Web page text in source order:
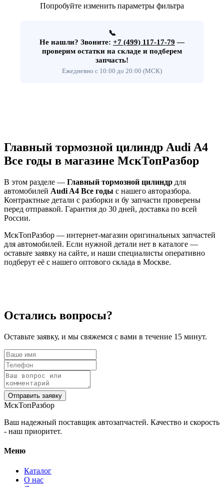
Попробуйте изменить параметры фильтра
📞
Не нашли? Звоните: +7 (499) 117-17-79 —
проверим остатки на складе и подберем
запчасть!
Ежедневно с 10:00 до 20:00 (МСК)
Главный тормозной цилиндр Audi A4
Все годы в магазине МскТопРазбор
В этом разделе — Главный тормозной цилиндр для
автомобилей Audi A4 Все годы с нашего авторазбора.
Контрактные детали с разборки и бу запчасти проверены
перед отправкой. Гарантия до 30 дней, доставка по всей
России.
МскТопРазбор — интернет-магазин оригинальных запчастей
для автомобилей. Если нужной детали нет в каталоге —
оставьте заявку на сайте, и наши специалисты оперативно
подберут её с нашего оптового склада в Москве.
Остались вопросы?
Оставьте заявку, и мы свяжемся с вами в течение 15 минут.
Отправить заявку
МскТопРазбор
Ваш надежный поставщик автозапчастей. Качество и скорость
- наш приоритет.
Меню
Каталог
О нас